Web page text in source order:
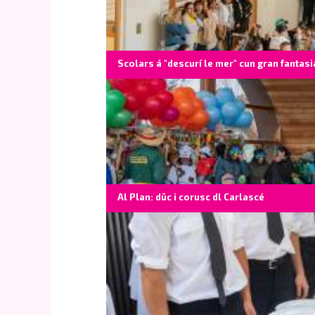
Scolars á "descurí le mer" cun gran
Al Plan: düc i corusc dl Carlascé